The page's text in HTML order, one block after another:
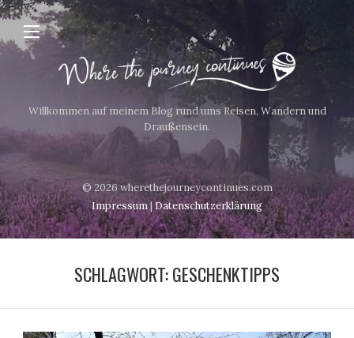
Willkommen auf meinem Blog rund ums Reisen, Wandern und
Draußensein.
© 2026 wherethejourneycontinues.com
Impressum|Datenschutzerklärung
SCHLAGWORT:GESCHENKTIPPS